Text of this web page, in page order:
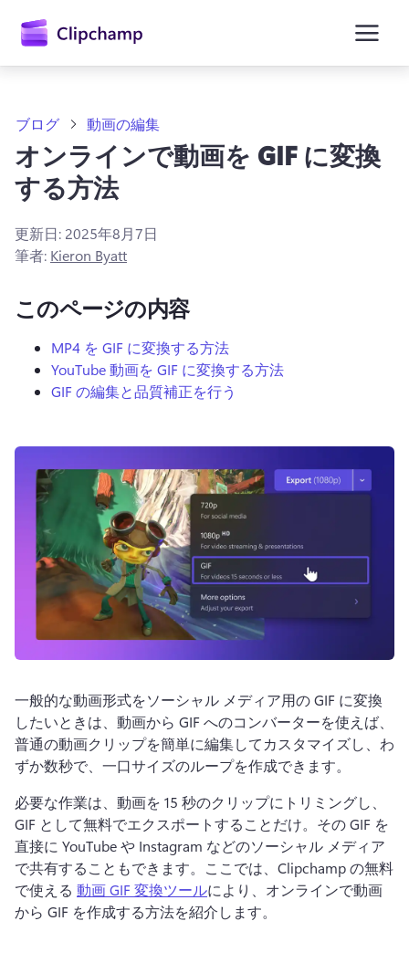
テ
ログイン
無料で試す
ブログ 動画の編集
オンラインで動画を GIF に変換
する方法
更新日: 2025年8月7日
筆者: Kieron Byatt
このページの内容
MP4 を GIF に変換する方法
YouTube 動画を GIF に変換する方法
GIF の編集と品質補正を行う
一般的な動画形式をソーシャル メディア用の GIF に変換
したいときは、 動画から GIF へのコンバーターを使えば、
普通の動画クリップを簡単に編集してカスタマイズし、わ
ずか数秒で、一口サイズのループを作成できます。
必要な作業は、動画を 15 秒のクリップにトリミングし、
GIF として無料でエクスポートすることだけ。 その GIF を
直接に YouTube や Instagram などのソーシャル メディア
で共有することもできます。 ここでは、Clipchamp の無料
で使える 動画 GIF 変換ツールにより、オンラインで動画
から GIF を作成する方法を紹介します。